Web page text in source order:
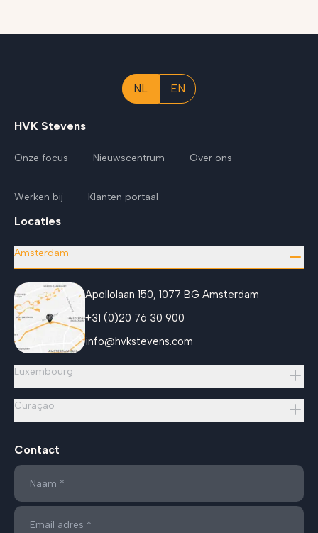
NL EN
HVK Stevens
Onze focus Nieuwscentrum Over ons
Werken bij Klanten portaal
Locaties
Amsterdam
Apollolaan 150, 1077 BG Amsterdam
+31 (0)20 76 30 900
info@hvkstevens.com
Luxembourg
Curaçao
Contact